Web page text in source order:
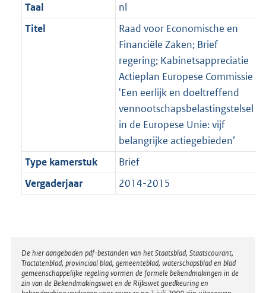
Taal
nl
Titel
Raad voor Economische en
Financiële Zaken; Brief
regering; Kabinetsappreciatie
Actieplan Europese Commissie
'Een eerlijk en doeltreffend
vennootschapsbelastingstelsel
in de Europese Unie: vijf
belangrijke actiegebieden’
Type kamerstuk
Brief
Vergaderjaar
2014-2015
Disclaimer
De hier aangeboden pdf-bestanden van het Staatsblad, Staatscourant,
Tractatenblad, provinciaal blad, gemeenteblad, waterschapsblad en blad
gemeenschappelijke regeling vormen de formele bekendmakingen in de
zin van de Bekendmakingswet en de Rijkswet goedkeuring en